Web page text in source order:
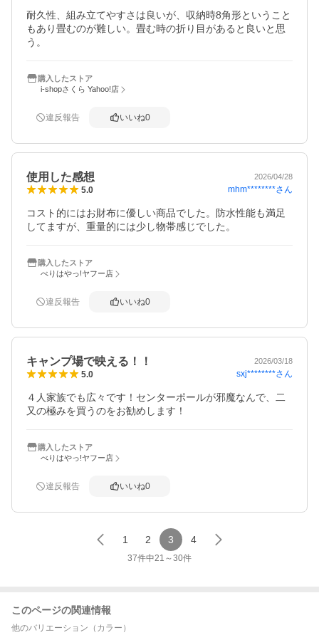
耐久性、組み立てやすさは良いが、収納時8角形ということ
もあり畳むのが難しい。畳む時の折り目があると良いと思
う。
購入したストア
i-shopさくら Yahoo!店
違反報告 いいね0
使用した感想 2026/04/28
5.0 mhm********さん
コスト的にはお財布に優しい商品でした。防水性能も満足
してますが、重量的には少し物帯感じでした。
購入したストア
べりはやっ!ヤフー店
違反報告 いいね0
キャンプ場で映える！！ 2026/03/18
5.0 sxj********さん
４人家族でも広々です！センターポールが邪魔なんで、二
又の極みを買うのをお勧めします！
購入したストア
べりはやっ!ヤフー店
違反報告 いいね0
1 2 3 4
37件中21 ～30件
このページの関連情報
他のバリエーション（カラー）